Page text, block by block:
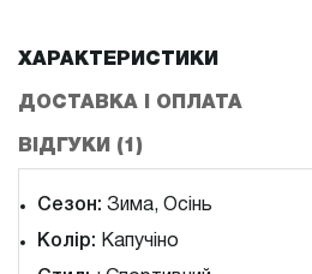
ХАРАКТЕРИСТИКИ
ДОСТАВКА І ОПЛАТА
ВІДГУКИ (1)
Сезон: Зима, Осінь
Колір: Капучіно